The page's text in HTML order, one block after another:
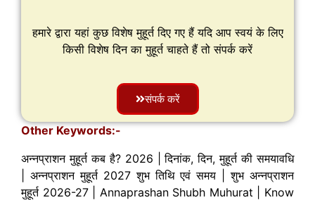
हमारे द्वारा यहां कुछ विशेष मुहूर्त दिए गए हैं यदि आप स्वयं के लिए
किसी विशेष दिन का मुहूर्त चाहते हैं तो संपर्क करें
संपर्क करें
Other Keywords:-
अन्नप्राशन मुहूर्त कब है? 2026 | दिनांक, दिन, मुहूर्त की समयावधि
| अन्नप्राशन मुहूर्त 2027 शुभ तिथि एवं समय | शुभ अन्नप्राशन
मुहूर्त 2026-27 | Annaprashan Shubh Muhurat | Know